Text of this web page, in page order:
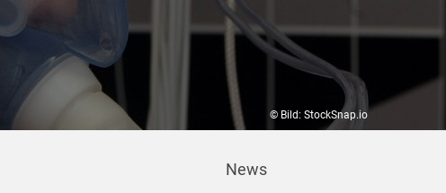
© Bild: StockSnap.io
News